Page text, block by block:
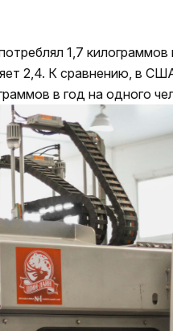
1,7
2,4. К сравнению, в
в год на одного